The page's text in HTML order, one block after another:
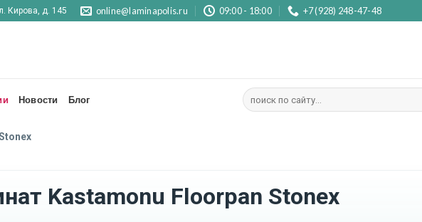
Кирова, д. 145 online@laminapolis.ru 09:00 - 18:00 +7 (928) 248-47-48
Новости Блог
Искать:
Kastamonu Floorpan Stonex